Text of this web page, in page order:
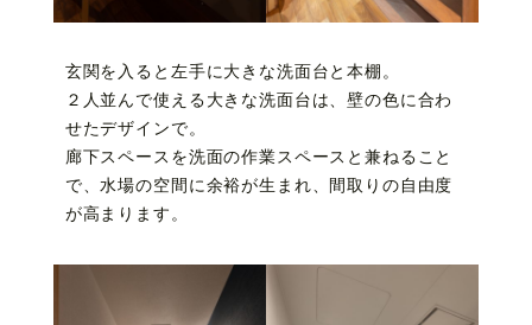
玄関を入ると左手に大きな洗面台と本棚。
２人並んで使える大きな洗面台は、壁の色に合わ
せたデザインで。
廊下スペースを洗面の作業スペースと兼ねること
で、水場の空間に余裕が生まれ、間取りの自由度
が高まります。